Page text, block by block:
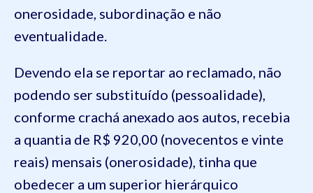
onerosidade, subordinação e não
eventualidade.
Devendo ela se reportar ao reclamado, não
podendo ser substituído (pessoalidade),
conforme crachá anexado aos autos, recebia
a quantia de R$ 920,00 (novecentos e vinte
reais) mensais (onerosidade), tinha que
obedecer a um superior hierárquico